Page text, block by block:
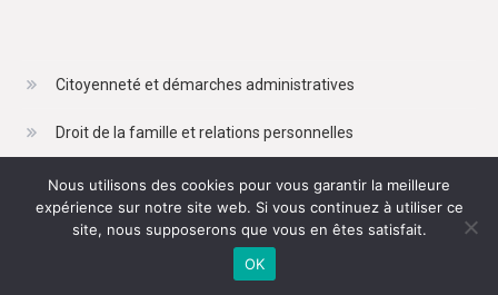
Citoyenneté et démarches administratives
Droit de la famille et relations personnelles
Droit du travail et de l'emploi
Droits du consommateur et finances personnelles
Nous utilisons des cookies pour vous garantir la meilleure
expérience sur notre site web. Si vous continuez à utiliser ce
site, nous supposerons que vous en êtes satisfait.
OK